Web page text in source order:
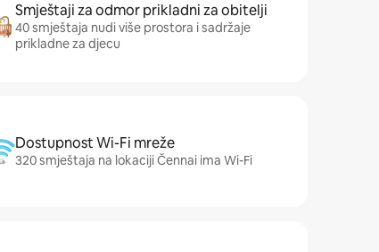
Smještaji za odmor prikladni za obitelji
40 smještaja nudi više prostora i sadržaje
prikladne za djecu
Dostupnost Wi-Fi mreže
320 smještaja na lokaciji Čennai ima Wi-Fi